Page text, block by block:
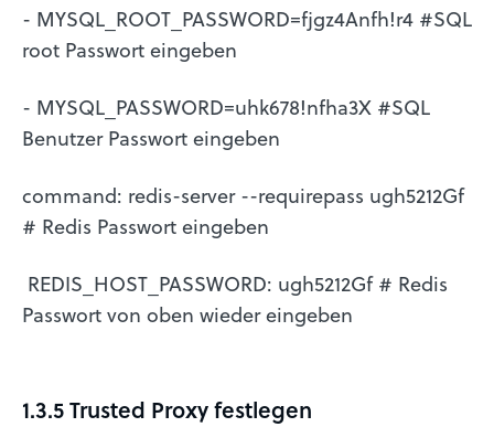
- MYSQL_ROOT_PASSWORD=fjgz4Anfh!r4 #SQL
root Passwort eingeben
- MYSQL_PASSWORD=uhk678!nfha3X #SQL
Benutzer Passwort eingeben
command: redis-server --requirepass ugh5212Gf
# Redis Passwort eingeben
REDIS_HOST_PASSWORD: ugh5212Gf # Redis
Passwort von oben wieder eingeben
1.3.5 Trusted Proxy festlegen